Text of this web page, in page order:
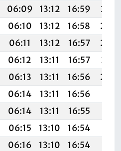
06:09 13:12 16:59
06:10 13:12 16:58
06:11 13:12 16:57
06:12 13:11 16:57
06:13 13:11 16:56
06:14 13:11 16:56
06:14 13:11 16:55
06:15 13:10 16:54
06:16 13:10 16:54